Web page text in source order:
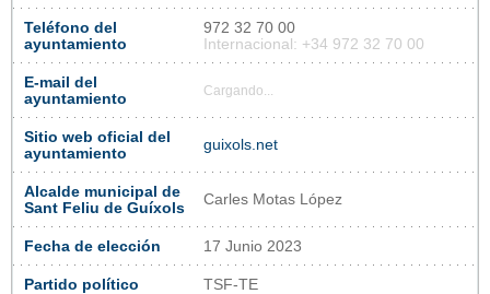
Teléfono del
ayuntamiento
972 32 70 00
Internacional: +34 972 32 70 00
E-mail del
ayuntamiento
Cargando...
Sitio web oficial del
ayuntamiento
guixols.net
Alcalde municipal de
Sant Feliu de Guíxols
Carles Motas López
Fecha de elección 17 Junio 2023
Partido político TSF-TE